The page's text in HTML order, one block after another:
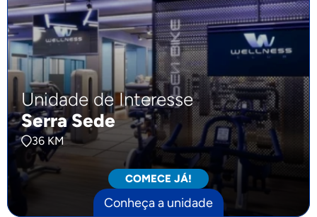
Unidade de Interesse
Serra Sede
36 KM
COMECE JÁ!
Conheça a unidade